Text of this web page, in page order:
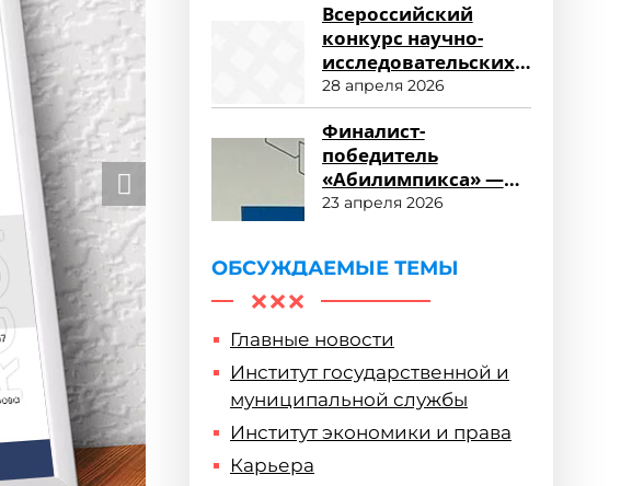
Всероссийский
конкурс научно-
исследовательских
работ «Научный
потенциал СПО»
28 апреля 2026
Финалист-
победитель
«Абилимпикса» —
студент ФСПО
23 апреля 2026
ОБСУЖДАЕМЫЕ ТЕМЫ
Главные новости
Институт государственной и
муниципальной службы
Институт экономики и права
Карьера